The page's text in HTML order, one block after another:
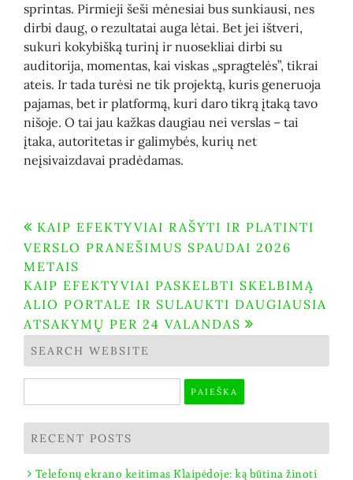
sprintas. Pirmieji šeši mėnesiai bus sunkiausi, nes
dirbi daug, o rezultatai auga lėtai. Bet jei ištveri,
sukuri kokybišką turinį ir nuosekliai dirbi su
auditorija, momentas, kai viskas „spragtelės”, tikrai
ateis. Ir tada turėsi ne tik projektą, kuris generuoja
pajamas, bet ir platformą, kuri daro tikrą įtaką tavo
nišoje. O tai jau kažkas daugiau nei verslas – tai
įtaka, autoritetas ir galimybės, kurių net
neįsivaizdavai pradėdamas.
Navigacija
tarp
įrašų
KAIP EFEKTYVIAI RAŠYTI IR PLATINTI
VERSLO PRANEŠIMUS SPAUDAI 2026
METAIS
KAIP EFEKTYVIAI PASKELBTI SKELBIMĄ
ALIO PORTALE IR SULAUKTI DAUGIAUSIA
ATSAKYMŲ PER 24 VALANDAS
SEARCH WEBSITE
RECENT POSTS
Telefonų ekrano keitimas Klaipėdoje: ką būtina žinoti